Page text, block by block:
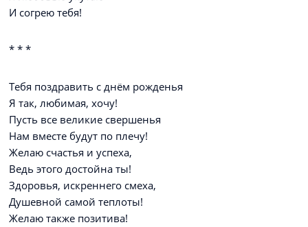
И согрею тебя!
* * *
Тебя поздравить с днём рожденья
Я так, любимая, хочу!
Пусть все великие свершенья
Нам вместе будут по плечу!
Желаю счастья и успеха,
Ведь этого достойна ты!
Здоровья, искреннего смеха,
Душевной самой теплоты!
Желаю также позитива!